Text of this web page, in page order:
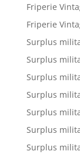
Friperie
Friperie
Surplus
Surplus
Surplus
Surplus
Surplus
Surplus
Surplus